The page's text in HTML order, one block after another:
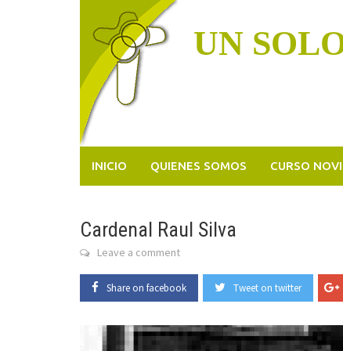
UN
INICIO QUIENES SOMOS CURSO
Cardenal Raul Silva
Leave a comment
Share on facebook Tweet on twitter